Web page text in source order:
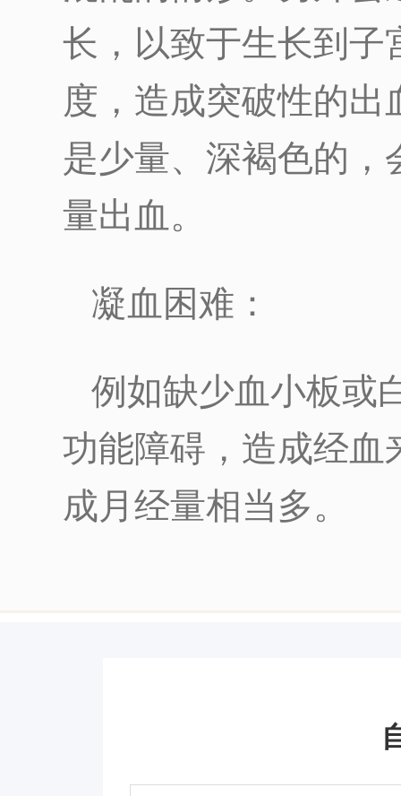
长，以致于生长到子
度，造成突破性的
是少量、深褐色的，
量出血。
凝血困难：
例如缺少血小板或
功能障碍，造成经血
成月经量相当多。